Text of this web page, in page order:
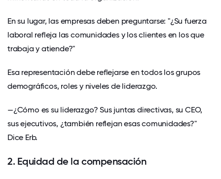
En su lugar, las empresas deben preguntarse: "¿Su fuerza
laboral refleja las comunidades y los clientes en los que
trabaja y atiende?"
Esa representación debe reflejarse en todos los grupos
demográficos, roles y niveles de liderazgo.
—¿Cómo es su liderazgo? Sus juntas directivas, su CEO,
sus ejecutivos, ¿también reflejan esas comunidades?"
Dice Erb.
2. Equidad de la compensación